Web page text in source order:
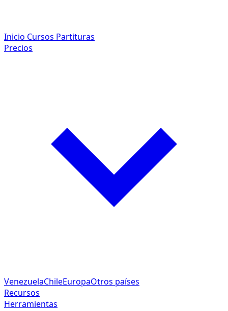
Inicio Cursos Partituras
Precios
VenezuelaChileEuropaOtros países
Recursos
Herramientas